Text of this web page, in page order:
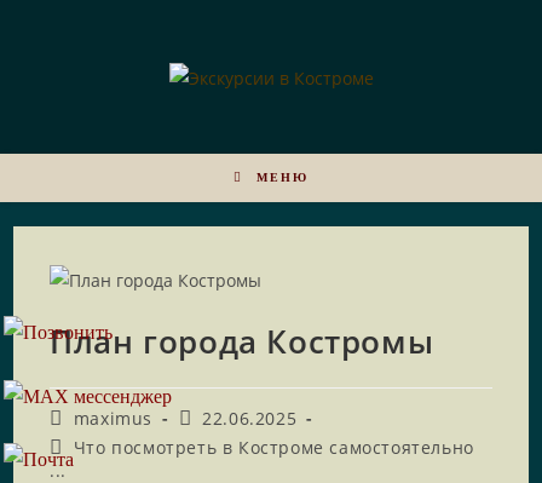
МЕНЮ
План города Костромы
maximus
22.06.2025
Что посмотреть в Костроме самостоятельно
...